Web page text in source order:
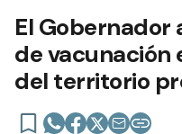
El Gobernador
de vacunación
del territorio